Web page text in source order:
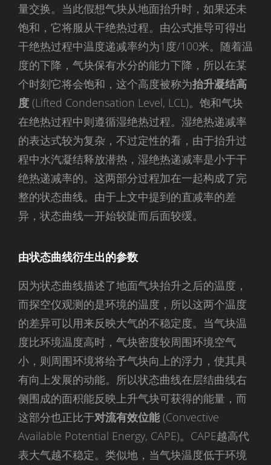
量交换。当此假想气块从地面抬升时，如果还未
饱和，它将服从干绝热过程。由公式推导可得出
干绝热过程中温度递减率约为1度/100米。随着温
度的下降，气块保有水分的能力下降，所以在某
个时刻它将会饱和，这个高度被称为抬升凝结高
度 (Lifted Condensation Level, LCL)。饱和气块
在绝热过程中则遵循湿绝热过程。湿绝热递减率
的表达式较为复杂，不过定性的看，由于抬升过
程中水汽凝结释放潜热，湿绝热递减率是小于干
绝热递减率的。这两部分过程加在一起构成了完
整的状态曲线。由于上文中提到的直减率的差
异，状态曲线一开始较陡而后面较缓。
由状态曲线衍生出的参数
因为状态曲线描述了地面气块抬升之后的温度，
而探空仪观测的是环境的温度，所以这两个温度
的差异可以用来反映大气的不稳定度。当气块温
度比环境温度高时，气块密度较周围环境空气
小，则周围环境将给予气块向上的浮力，使其具
有向上发展的动能。所以状态曲线在层结曲线右
侧围成的面积能反映上升气块可获得的能量，而
这部分也正比于对流有效位能(Convective
Available Potential Energy, CAPE)。CAPE越高代
表大气越不稳定。类似地，当气块温度低于环境